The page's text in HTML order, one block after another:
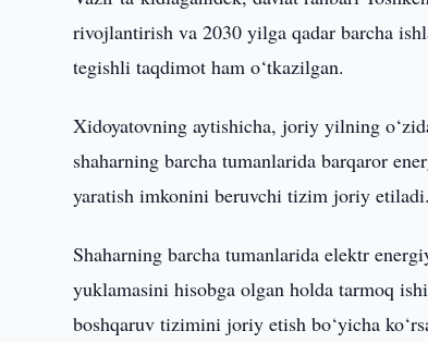
rivojlantirish va 2030 yilga qadar barcha
tegishli taqdimot ham o‘tkazilgan.
Xidoyatovning aytishicha, joriy yilning
shaharning barcha tumanlarida barqaror
yaratish imkonini beruvchi tizim joriy etiladi.
Shaharning barcha tumanlarida elektr
yuklamasini hisobga olgan holda tarmoq
boshqaruv tizimini joriy etish bo‘yicha